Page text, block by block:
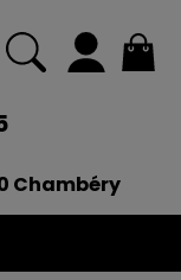
Chambéry